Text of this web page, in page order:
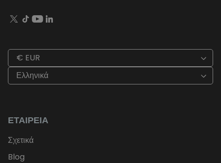
€ EUR
Ελληνικά
ΕΤΑΙΡΕΊΑ
Σχετικά
Blog